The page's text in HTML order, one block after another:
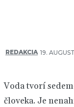
REDAKCIA 19.
Voda tvorí
človeka. Je